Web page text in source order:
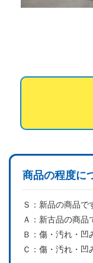
商品の程度に
Ｓ： 新品の商品で
Ａ： 新古品の商品
Ｂ： 傷・汚れ・凹
Ｃ： 傷・汚れ・凹